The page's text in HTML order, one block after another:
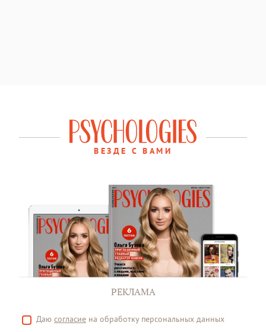
ВЕЗДЕ С ВАМИ
РЕКЛАМА
Даю согласие на обработку персональных данных